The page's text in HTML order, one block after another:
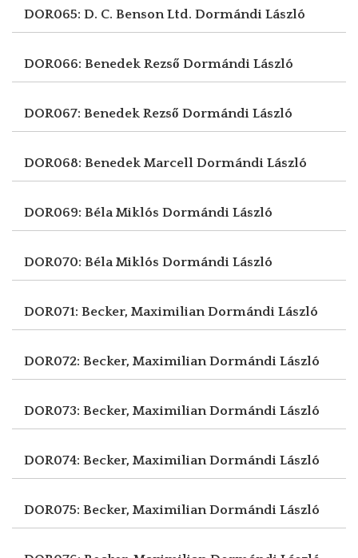
DOR065: D. C. Benson Ltd. Dormándi László
DOR066: Benedek Rezső Dormándi László
DOR067: Benedek Rezső Dormándi László
DOR068: Benedek Marcell Dormándi László
DOR069: Béla Miklós Dormándi László
DOR070: Béla Miklós Dormándi László
DOR071: Becker, MaximilianDormándi László
DOR072: Becker, MaximilianDormándi László
DOR073: Becker, MaximilianDormándi László
DOR074: Becker, MaximilianDormándi László
DOR075: Becker, MaximilianDormándi László